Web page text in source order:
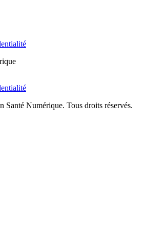
Numérique. Tous droits réservés.